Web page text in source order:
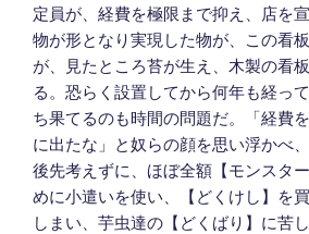
定員が、経費を極限まで抑え、店を
物が形となり実現した物が、この看
が、見たところ苔が生え、木製の看
る。恐らく設置してから何年も経っ
ち果てるのも時間の問題だ。「経費
に出たな」と奴らの顔を思い浮かべ
後先考えずに、ほぼ全額【モンスタ
めに小遣いを使い、【どくけし】を
しまい、芋虫達の【どくばり】に苦